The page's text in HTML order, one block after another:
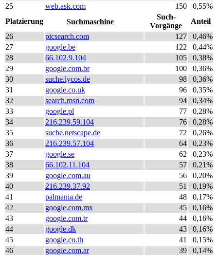
25
web.ask.com 150
0,55%
Platzierung
Suchmaschine
Such-
Vorgänge
Anteil
26
picsearch.com 127
0,46%
27
google.be 122
0,44%
28
66.102.9.104 105
0,38%
29
google.com.br 100
0,36%
30
suche.lycos.de 98
0,36%
31
google.co.uk 96
0,35%
32
search.msn.com 94
0,34%
33
google.pl 77
0,28%
34
216.239.59.104 76
0,28%
35
suche.netscape.de 72
0,26%
36
216.239.57.104 64
0,23%
37
google.se 62
0,23%
38
66.102.11.104 57
0,21%
39
google.com.au 56
0,20%
40
216.239.37.92 51
0,19%
41
palmania.de 48
0,17%
42
google.com.mx 45
0,16%
43
google.com.tr 44
0,16%
44
google.dk 43
0,16%
45
google.co.th 41
0,15%
46
google.com.ar 39
0,14%